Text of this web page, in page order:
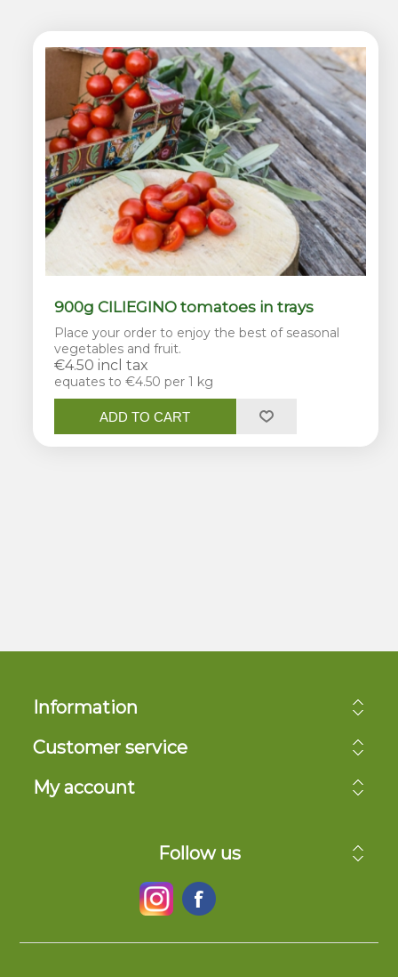
900g CILIEGINO tomatoes in trays
Place your order to enjoy the best of seasonal
vegetables and fruit.
€4.50 incl tax
equates to €4.50 per 1 kg
ADD TO CART
Information
Customer service
My account
Follow us